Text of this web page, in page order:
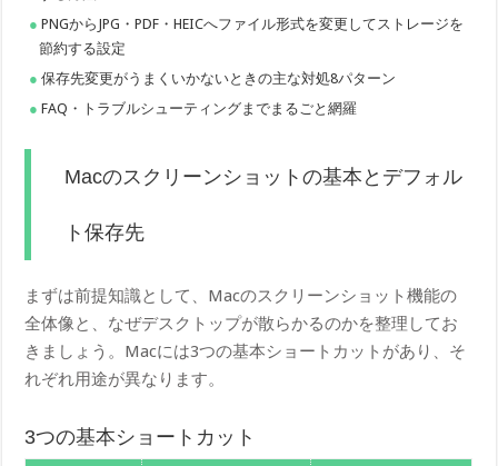
PNGからJPG・PDF・HEICへファイル形式を変更してストレージを
節約する設定
保存先変更がうまくいかないときの主な対処8パターン
FAQ・トラブルシューティングまでまるごと網羅
Macのスクリーンショットの基本とデフォル
ト保存先
まずは前提知識として、Macのスクリーンショット機能の
全体像と、なぜデスクトップが散らかるのかを整理してお
きましょう。Macには3つの基本ショートカットがあり、そ
れぞれ用途が異なります。
3つの基本ショートカット